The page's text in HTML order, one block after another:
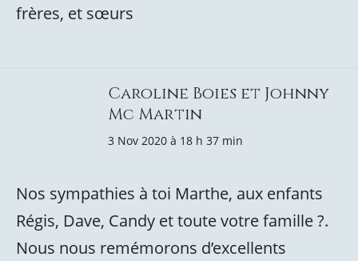
frères, et sœurs
Caroline Boies et Johnny
Mc Martin
3 Nov 2020 à 18 h 37 min
Nos sympathies à toi Marthe, aux enfants
Régis, Dave, Candy et toute votre famille ?.
Nous nous remémorons d’excellents